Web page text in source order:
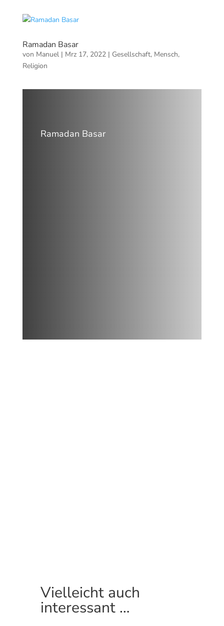
Ramadan Basar
von Manuel| Mrz 17, 2022| Gesellschaft, Mensch,
Religion
Ramadan Basar
Vielleicht auch
interessant …